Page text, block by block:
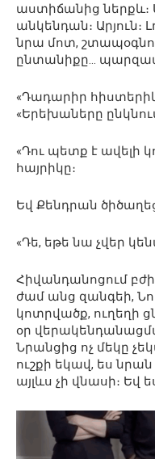
աստիճանից ներքև։
անկենդան։ Արյուն։
նրա մոտ,
ընտանիքը…
«Դադարիր հիստերիկ
«Երեխաները
«Դու պետք է ավելի
հայրիկը։
Եվ Քենդրան
«Դե, եթե նա չվեր
Հիվանդանոցում
ժամ անց զանգեի,
կոտրվածք, ուղեղի
օր
Նրանցից ոչ մեկը
ուշքի եկավ, ես
այլևս չի վնասի։ Եվ